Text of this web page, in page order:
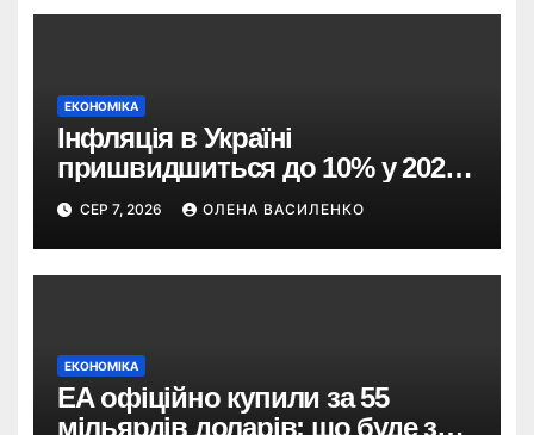
ЕКОНОМІКА
Інфляція в Україні
пришвидшиться до 10% у 2026
році — прогноз НБУ
СЕР 7, 2026 ОЛЕНА ВАСИЛЕНКО
ЕКОНОМІКА
EA офіційно купили за 55
мільярдів доларів: що буде з